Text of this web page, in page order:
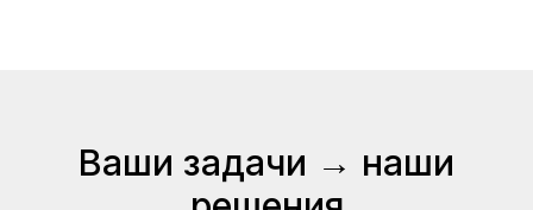
Ваши задачи → наши